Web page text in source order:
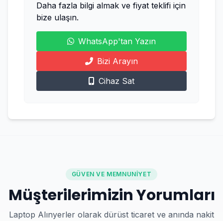
Daha fazla bilgi almak ve fiyat teklifi için
bize ulaşın.
WhatsApp'tan Yazın
Bizi Arayın
Cihaz Sat
GÜVEN VE MEMNUNIYET
Müşterilerimizin Yorumları
Laptop Alınyerler olarak dürüst ticaret ve anında nakit